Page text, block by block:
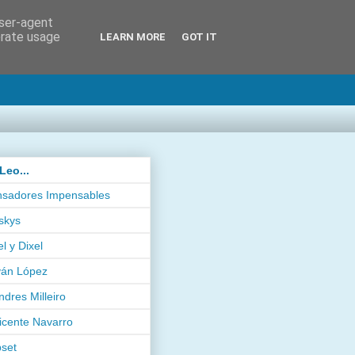
Impensables
y Dixel
López
Milleiro
Navarro
agent
usage
LEARN MORE GOT IT